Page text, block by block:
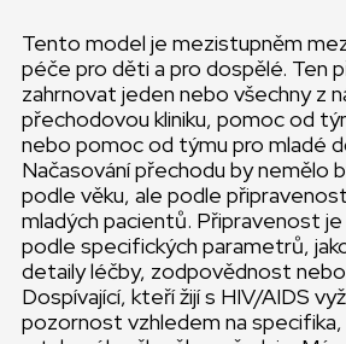
Tento model je mezistupněm
péče pro děti a pro dospělé. Ten
zahrnovat jeden nebo všechny z
přechodovou kliniku, pomoc od
nebo pomoc od týmu pro mladé
Načasování přechodu by nemělo
podle věku, ale podle
mladých pacientů. Připravenost
podle specifických parametrů,
detaily léčby, zodpovědnost
Dospívající, kteří žijí s HIV/AIDS
pozornost vzhledem na